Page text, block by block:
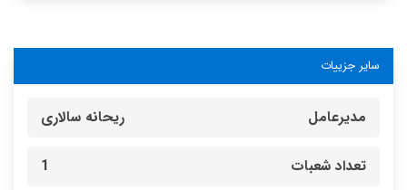
سایر جزییات
مدیرعامل ریحانه سالاری
تعداد شعبات 1